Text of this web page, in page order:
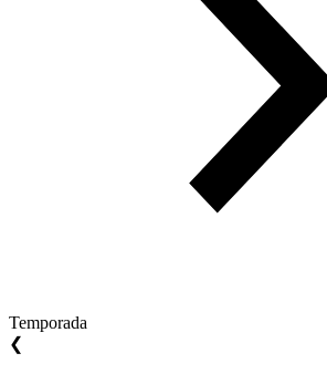
Temporada
❮